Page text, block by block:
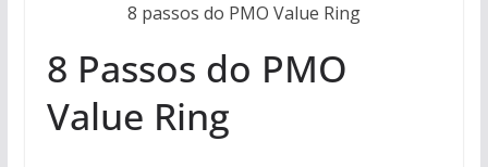
8 passos do PMO Value Ring
8 Passos do PMO
Value Ring